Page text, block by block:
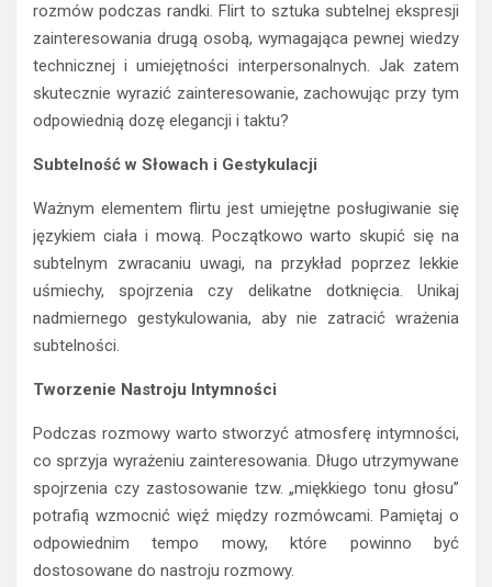
rozmów podczas randki. Flirt to sztuka subtelnej ekspresji
zainteresowania drugą osobą, wymagająca pewnej wiedzy
technicznej i umiejętności interpersonalnych. Jak zatem
skutecznie wyrazić zainteresowanie, zachowując przy tym
odpowiednią dozę elegancji i taktu?
Subtelność w Słowach i Gestykulacji
Ważnym elementem flirtu jest umiejętne posługiwanie się
językiem ciała i mową. Początkowo warto skupić się na
subtelnym zwracaniu uwagi, na przykład poprzez lekkie
uśmiechy, spojrzenia czy delikatne dotknięcia. Unikaj
nadmiernego gestykulowania, aby nie zatracić wrażenia
subtelności.
Tworzenie Nastroju Intymności
Podczas rozmowy warto stworzyć atmosferę intymności,
co sprzyja wyrażeniu zainteresowania. Długo utrzymywane
spojrzenia czy zastosowanie tzw. „miękkiego tonu głosu”
potrafią wzmocnić więź między rozmówcami. Pamiętaj o
odpowiednim tempo mowy, które powinno być
dostosowane do nastroju rozmowy.